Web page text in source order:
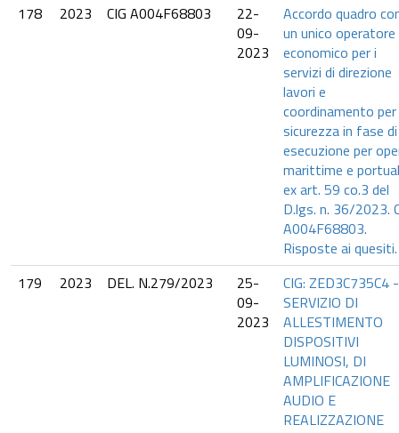
178
2023 CIG A004F68803
22-
09-
2023
Accordo quadro
un unico operatore
economico per i
servizi di direzione
lavori e
coordinamento
sicurezza in fase di
esecuzione per
marittime e
ex art. 59 co.3 del
D.lgs. n. 36/2023.
A004F68803.
Risposte ai quesiti.
179
2023 DEL. N.279/2023
25-
09-
2023
CIG: ZED3C735C4 -
SERVIZIO DI
ALLESTIMENTO
DISPOSITIVI
LUMINOSI, DI
AMPLIFICAZIONE
AUDIO E
REALIZZAZIONE